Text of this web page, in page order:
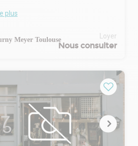
Borderouge - Espace mixte
MEYER vous propose au coeur du
situé à deux pas du métro. Ce
R+6, détenu en pleine propriété,
et flexibilité pour
aux besoins des professionnels
exigeants.
une surface utile totale de 3 033,70
2 832 m² dédiés aux bureaux et
plus
Loyer
Nous consulter